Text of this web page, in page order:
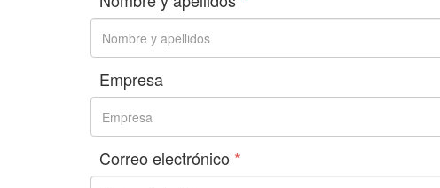
Empresa
Correo electrónico *